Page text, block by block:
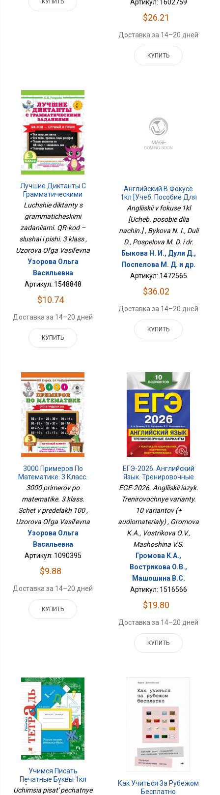
КУПИТЬ Артикул: 1602759
$26.21
Доставка за 14–20 дней
КУПИТЬ
Лучшие Диктанты С
Грамматическими
Заданиями. QR-Код –
Слушай И Пиши. 3 Класс
Luchshie diktanty s
grammaticheskimi
zadaniiami. QR-kod –
slushai i pishi. 3 klass ,
Uzorova Ol'ga Vasil'evna
Узорова Ольга
Васильевна
Артикул: 1548848
$10.74
Доставка за 14–20 дней
КУПИТЬ
Английский В Фокусе
1кл [Учеб. Пособие Для
Начин.]
Angliiskii v fokuse 1kl
[Ucheb. posobie dlia
nachin.] , Bykova N. I., Duli
D., Pospelova M. D. i dr.
Быкова Н. И., Дули Д.,
Поспелова М. Д. и др.
Артикул: 1472565
$36.02
Доставка за 14–20 дней
КУПИТЬ
3000 Примеров По
Математике. 3 Класс.
Счет В Пределах 100
3000 primerov po
matematike. 3 klass.
Schet v predelakh 100 ,
Uzorova Ol'ga Vasil'evna
Узорова Ольга
Васильевна
Артикул: 1090395
$9.88
Доставка за 14–20 дней
КУПИТЬ
ЕГЭ-2026. Английский
Язык. Тренировочные
Варианты. 10 Вариантов
(+ Аудиоматериалы)
EGE-2026. Angliiskii iazyk.
Trenirovochnye varianty.
10 variantov (+
audiomaterialy) , Gromova
K.A., Vostrikova O.V.,
Mashoshina V.S.
Громова К.А.,
Вострикова О.В.,
Машошина В.С.
Артикул: 1516566
$19.80
Доставка за 14–20 дней
КУПИТЬ
Учимся Писать
Печатные Буквы 1кл
[Раб. Тетр.] ФГОС
Uchimsia pisat' pechatnye
Как Учиться За Рубежом
Бесплатно